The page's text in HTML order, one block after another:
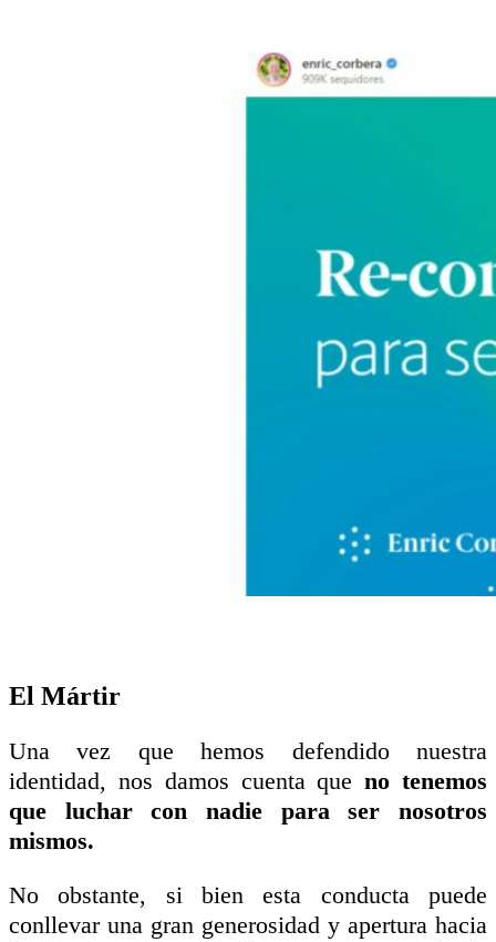
El Mártir
Una vez que hemos defendido nuestra
identidad, nos damos cuenta queno tenemos
que luchar con nadie para ser nosotros
mismos.
No obstante, si bien esta conducta puede
conllevar una gran generosidad y apertura hacia